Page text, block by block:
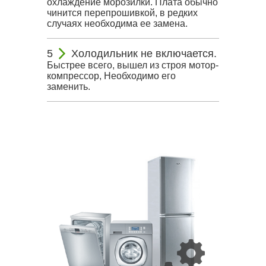
охлаждение морозилки. Плата обычно
чинится перепрошивкой, в редких
случаях необходима ее замена.
Холодильник не включается.
Быстрее всего, вышел из строя мотор-
компрессор, Необходимо его
заменить.